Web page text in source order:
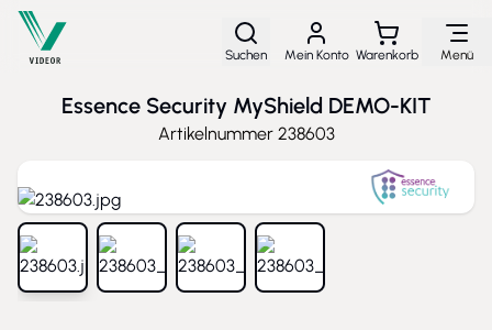
Direkt zum Inhalt
Suchen Mein Konto Warenkorb Menü
Essence Security MyShield DEMO-KIT
Artikelnummer 238603
View larger imageView larger imageView larger image